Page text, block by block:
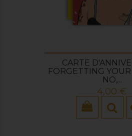
CARTE
FORGETTING
NO,...
Prix
4,00 €